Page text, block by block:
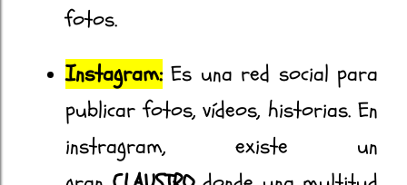
fotos.
Instagram: Es una red social para
publicar fotos, vídeos, historias. En
instragram, existe un